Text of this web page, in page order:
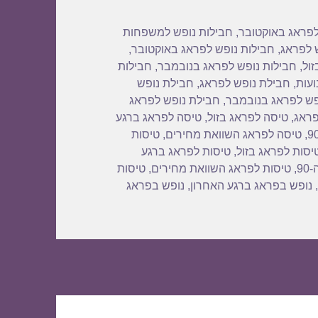
באוקטובר, חבילות נופש למשפחות
לפראג, חבילות נופש לפראג באוקטובר,
, חבילות נופש לפראג בנובמבר, חבילות
, חבילת נופש לפראג, חבילת נופש
לפראג בנובמבר, חבילת נופש לפראג
,טיסה לפראג בזול,טיסה לפראג ברגע
,טיסה לפראג השוואת מחירים,טיסות
לפראג בזול,טיסות לפראג ברגע
,טיסות לפראג השוואת מחירים,טיסות
, נופש בפראג ברגע האחרון, נופש בפראג